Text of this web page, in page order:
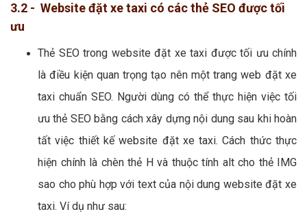
3.2 - Website đặt xe taxi có các thẻ SEO được tối
ưu
Thẻ SEO trong website đặt xe taxi được tối ưu chính
là điều kiện quan trọng tạo nên một trang web đặt xe
taxi chuẩn SEO. Người dùng có thể thực hiện việc tối
ưu thẻ SEO bằng cách xây dựng nội dung sau khi hoàn
tất việc thiết kế website đặt xe taxi. Cách thức thực
hiện chính là chèn thẻ H và thuộc tính alt cho thẻ IMG
sao cho phù hợp với text của nội dung website đặt xe
taxi. Ví dụ như sau: